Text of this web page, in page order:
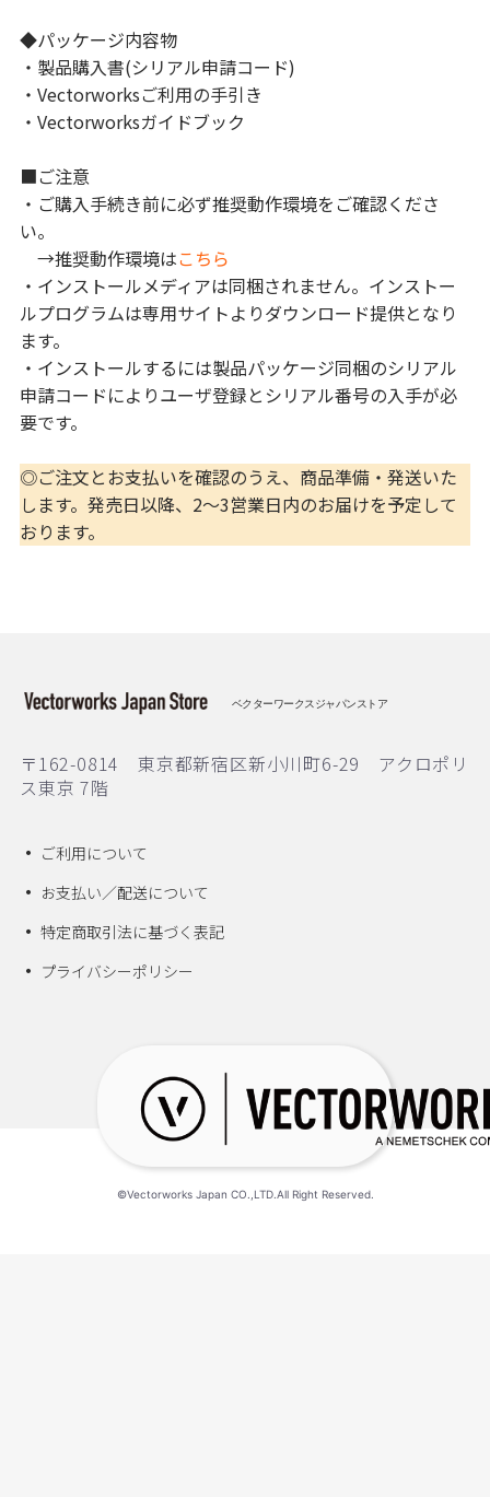
◆パッケージ内容物
・製品購入書(シリアル申請コード)
・Vectorworksご利用の手引き
・Vectorworksガイドブック
■ご注意
・ご購入手続き前に必ず推奨動作環境をご確認くださ
い。
→推奨動作環境はこちら
・インストールメディアは同梱されません。インストー
ルプログラムは専用サイトよりダウンロード提供となり
ます。
・インストールするには製品パッケージ同梱のシリアル
申請コードによりユーザ登録とシリアル番号の入手が必
要です。
◎ご注文とお支払いを確認のうえ、商品準備・発送いた
します。発売日以降、2〜3営業日内のお届けを予定して
おります。
ベクターワークスジャパンストア
〒162-0814 東京都新宿区新小川町6-29 アクロポリ
ス東京 7階
ご利用について
お支払い／配送について
特定商取引法に基づく表記
プライバシーポリシー
©Vectorworks Japan CO.,LTD.All Right Reserved.